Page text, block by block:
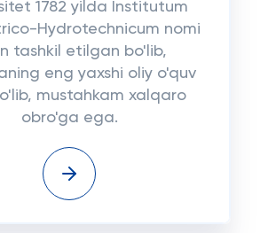
1782 yilda Institutum
Hydrotechnicum nomi
tashkil etilgan bo'lib,
eng yaxshi oliy o'quv
mustahkam xalqaro
obro'ga ega.